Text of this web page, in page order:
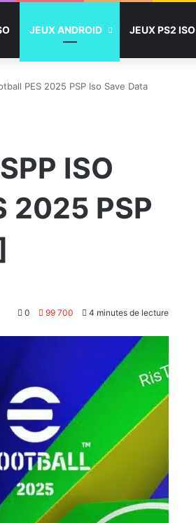
JEUX ANDROID JEUX PS2 ISO
PES 2025 PSP Iso Save Data
ISO
2025 PSP
0 99 700 4 minutes de lecture